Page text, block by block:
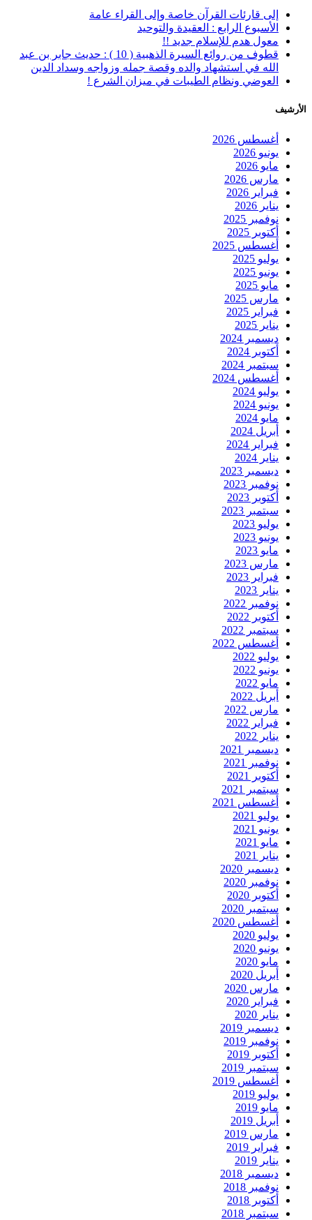
إلى قارئات القرآن خاصة وإلى القراء عامة
الأسبوع الرابع : العقيدة والتوحيد
معول هدم للإسلام جديد !!
قطوف من روائع السيرة الذهبية ( 10 ) : حديث جابر بن عبد
الله في استشهاد والده وقصة جمله وزواجه وسداد الدين
العوضي ونظام الطيبات في ميزان الشرع !
الأرشيف
أغسطس 2026
يونيو 2026
مايو 2026
مارس 2026
فبراير 2026
يناير 2026
نوفمبر 2025
أكتوبر 2025
أغسطس 2025
يوليو 2025
يونيو 2025
مايو 2025
مارس 2025
فبراير 2025
يناير 2025
ديسمبر 2024
أكتوبر 2024
سبتمبر 2024
أغسطس 2024
يوليو 2024
يونيو 2024
مايو 2024
أبريل 2024
فبراير 2024
يناير 2024
ديسمبر 2023
نوفمبر 2023
أكتوبر 2023
سبتمبر 2023
يوليو 2023
يونيو 2023
مايو 2023
مارس 2023
فبراير 2023
يناير 2023
نوفمبر 2022
أكتوبر 2022
سبتمبر 2022
أغسطس 2022
يوليو 2022
يونيو 2022
مايو 2022
أبريل 2022
مارس 2022
فبراير 2022
يناير 2022
ديسمبر 2021
نوفمبر 2021
أكتوبر 2021
سبتمبر 2021
أغسطس 2021
يوليو 2021
يونيو 2021
مايو 2021
يناير 2021
ديسمبر 2020
نوفمبر 2020
أكتوبر 2020
سبتمبر 2020
أغسطس 2020
يوليو 2020
يونيو 2020
مايو 2020
أبريل 2020
مارس 2020
فبراير 2020
يناير 2020
ديسمبر 2019
نوفمبر 2019
أكتوبر 2019
سبتمبر 2019
أغسطس 2019
يوليو 2019
مايو 2019
أبريل 2019
مارس 2019
فبراير 2019
يناير 2019
ديسمبر 2018
نوفمبر 2018
أكتوبر 2018
سبتمبر 2018